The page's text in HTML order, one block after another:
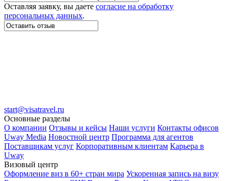
Оставляя заявку, вы даете согласие на обработку
персональных данных.
start@visatravel.ru
Основные разделы
О компании Отзывы и кейсы Наши услуги Контакты офисов
Uway Media Новостной центр Программа для агентов
Поставщикам услуг Корпоративным клиентам Карьера в
Uway
Визовый центр
Оформление виз в 60+ стран мира Ускоренная запись на визу